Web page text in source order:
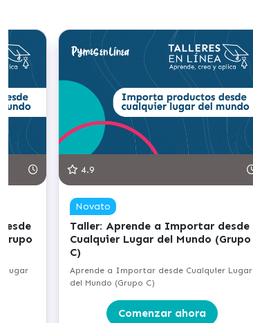
lugar
4.9
Novato
Taller: Aprende a Importar desde
Cualquier Lugar del Mundo (Grupo
C)
Aprende a Importar desde Cualquier Lugar
del Mundo (Grupo C)
Comenzar ahora